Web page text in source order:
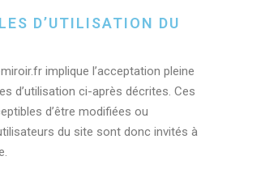
D’UTILISATION DU
implique l’acceptation pleine
d’utilisation ci-après décrites. Ces
d’être modifiées ou
du site sont donc invités à